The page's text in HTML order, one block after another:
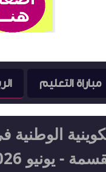
مباراة التعليم
الوطنية
- يونيو 2026